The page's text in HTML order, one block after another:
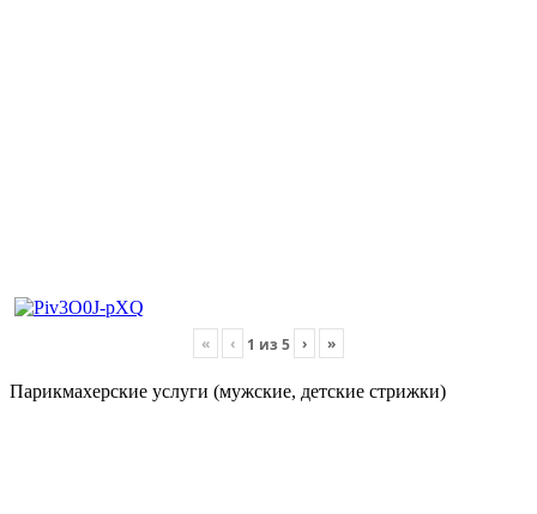
« ‹ 1 из 5 › »
Парикмахерские услуги (мужские, детские стрижки)